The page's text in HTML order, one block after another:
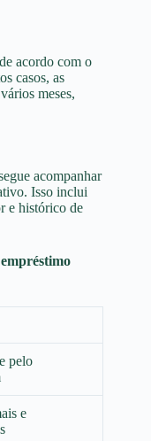
acordo com o
casos, as
meses,
acompanhar
Isso inclui
e histórico de
pelo
e